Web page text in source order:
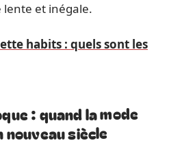
lente et inégale.
habits : quels sont les
: quand la mode
nouveau siècle